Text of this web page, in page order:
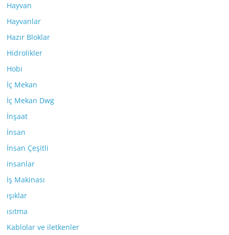
Hayvan
Hayvanlar
Hazır Bloklar
Hidrolikler
Hobi
İç Mekan
İç Mekan Dwg
İnşaat
İnsan
İnsan Çeşitli
insanlar
İş Makinası
ışıklar
ısıtma
Kablolar ve iletkenler